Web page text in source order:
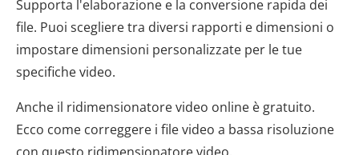
Supporta l'elaborazione e la conversione rapida dei
file. Puoi scegliere tra diversi rapporti e dimensioni o
impostare dimensioni personalizzate per le tue
specifiche video.
Anche il ridimensionatore video online è gratuito.
Ecco come correggere i file video a bassa risoluzione